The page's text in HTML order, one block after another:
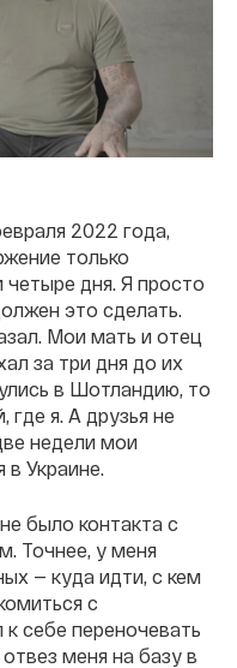
2022 года,
только
четыре дня. Я просто
это сделать.
Мои мать и отец
за три дня до их
в Шотландию, то
где я. А друзья не
недели мои
в Украине.
было контакта с
Точнее, у меня
— куда идти, с кем
с
себе переночевать
меня на базу в